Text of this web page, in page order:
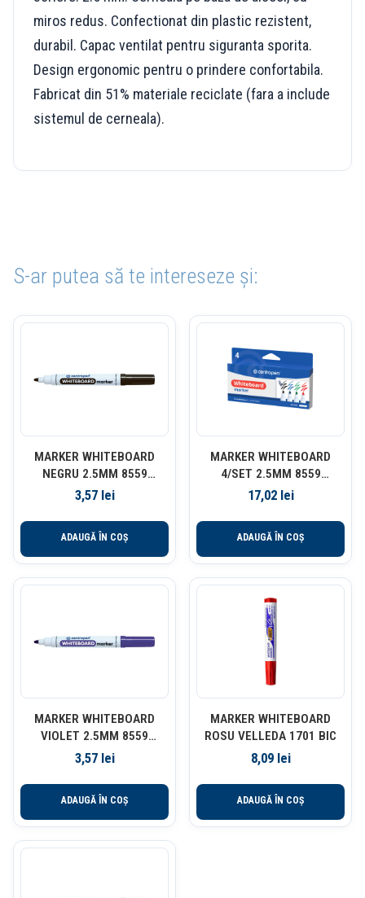
miros redus. Confectionat din plastic rezistent,
durabil. Capac ventilat pentru siguranta sporita.
Design ergonomic pentru o prindere confortabila.
Fabricat din 51% materiale reciclate (fara a include
sistemul de cerneala).
S-ar putea să te intereseze și:
MARKER WHITEBOARD
NEGRU 2.5MM 8559
CENTROPEN
3,57 lei
ADAUGĂ ÎN COȘ
MARKER WHITEBOARD
4/SET 2.5MM 8559
CENTROPEN
17,02 lei
ADAUGĂ ÎN COȘ
MARKER WHITEBOARD
VIOLET 2.5MM 8559
CENTROPEN
3,57 lei
ADAUGĂ ÎN COȘ
MARKER WHITEBOARD
ROSU VELLEDA 1701 BIC
8,09 lei
ADAUGĂ ÎN COȘ